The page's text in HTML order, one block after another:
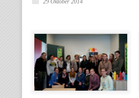
29 Oktober 2014